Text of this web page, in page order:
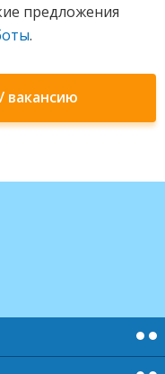
предложения
.
вакансию